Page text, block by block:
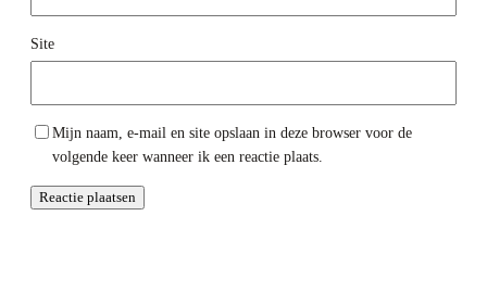
Site
Mijn naam, e-mail en site opslaan in deze browser voor de
volgende keer wanneer ik een reactie plaats.